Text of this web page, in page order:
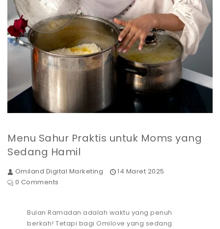
Menu Sahur Praktis untuk Moms yang
Sedang Hamil
Omiland Digital Marketing
14 Maret 2025
0 Comments
Bulan Ramadan adalah waktu yang penuh
berkah! Tetapi bagi Omilove yang sedang